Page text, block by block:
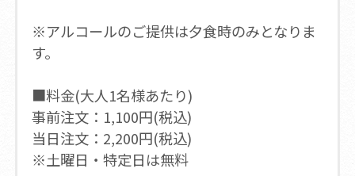
※アルコールのご提供は夕食時のみとなりま
す。
■料金(大人1名様あたり)
事前注文：1,100円(税込)
当日注文：2,200円(税込)
※土曜日・特定日は無料